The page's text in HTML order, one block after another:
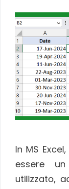
In MS
essere
utilizzato,